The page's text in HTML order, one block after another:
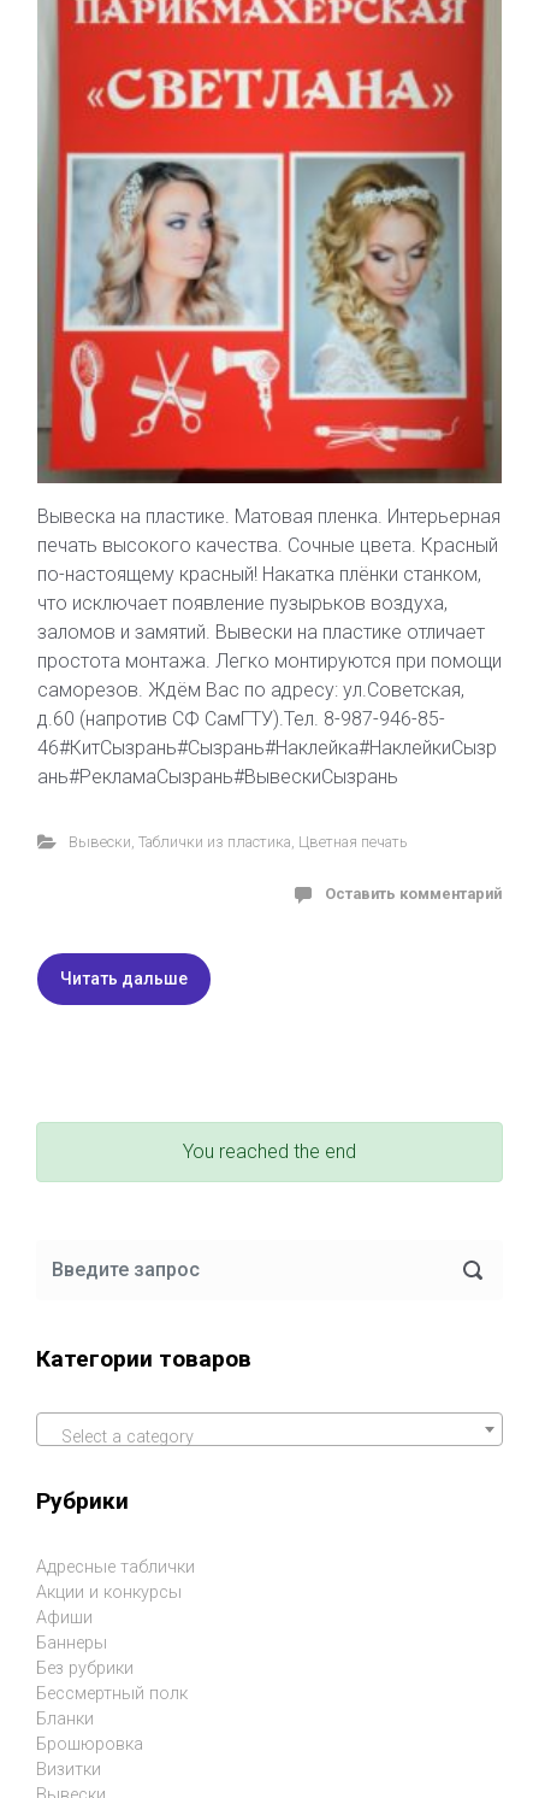
Вывеска на пластике. Матовая пленка. Интерьерная
печать высокого качества. Сочные цвета. Красный
по-настоящему красный! Накатка плёнки станком,
что исключает появление пузырьков воздуха,
заломов и замятий. Вывески на пластике отличает
простота монтажа. Легко монтируются при помощи
саморезов. Ждём Вас по адресу: ул.Советская,
д.60 (напротив СФ СамГТУ).Тел. 8-987-946-85-
46#КитСызрань#Сызрань#Наклейка#НаклейкиСызр
ань#РекламаСызрань#ВывескиСызрань
Вывески Таблички из пластика Цветная печать
Оставить комментарий
Читать дальше
You reached the end
Категории товаров
Select a category
Рубрики
Адресные таблички
Акции и конкурсы
Афиши
Баннеры
Без рубрики
Бессмертный полк
Бланки
Брошюровка
Визитки